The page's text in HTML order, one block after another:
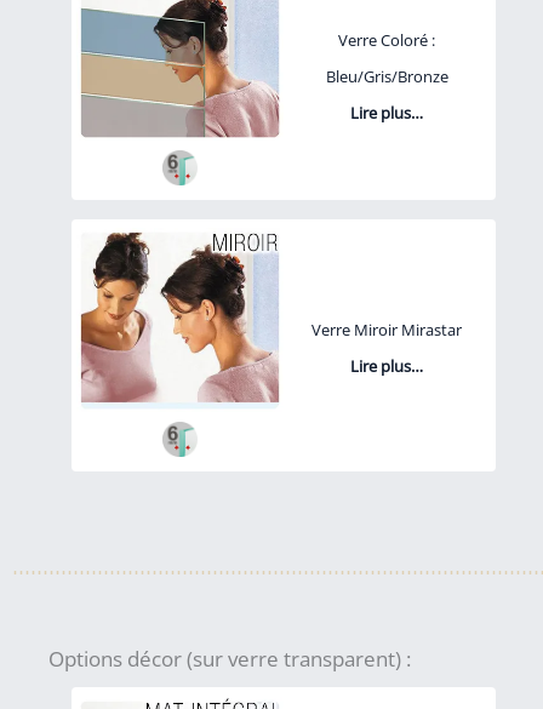
Verre Coloré :
Bleu/Gris/Bronze
Lire plus…
Verre Miroir Mirastar
Lire plus…
Options décor (sur verre transparent) :